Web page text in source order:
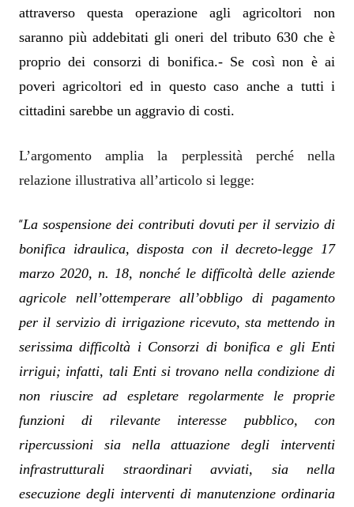
attraverso questa operazione agli agricoltori non
saranno più addebitati gli oneri del tributo 630 che è
proprio dei consorzi di bonifica.- Se così non è ai
poveri agricoltori ed in questo caso anche a tutti i
cittadini sarebbe un aggravio di costi.
L’argomento amplia la perplessità perché nella
relazione illustrativa all’articolo si legge:
“La sospensione dei contributi dovuti per il servizio di
bonifica idraulica, disposta con il decreto-legge 17
marzo 2020, n. 18, nonché le difficoltà delle aziende
agricole nell’ottemperare all’obbligo di pagamento
per il servizio di irrigazione ricevuto, sta mettendo in
serissima difficoltà i Consorzi di bonifica e gli Enti
irrigui; infatti, tali Enti si trovano nella condizione di
non riuscire ad espletare regolarmente le proprie
funzioni di rilevante interesse pubblico, con
ripercussioni sia nella attuazione degli interventi
infrastrutturali straordinari avviati, sia nella
esecuzione degli interventi di manutenzione ordinaria